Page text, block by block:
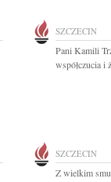
SZCZECIN
Pani Kamili
współczucia i
SZCZECIN
Z wielkim